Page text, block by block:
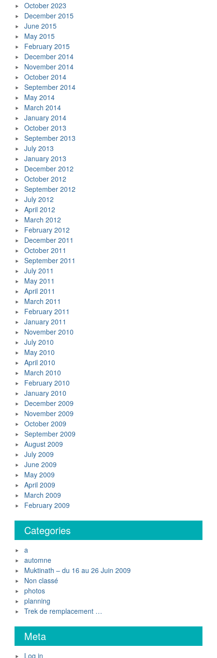
October 2023
December 2015
June 2015
May 2015
February 2015
December 2014
November 2014
October 2014
September 2014
May 2014
March 2014
January 2014
October 2013
September 2013
July 2013
January 2013
December 2012
October 2012
September 2012
July 2012
April 2012
March 2012
February 2012
December 2011
October 2011
September 2011
July 2011
May 2011
April 2011
March 2011
February 2011
January 2011
November 2010
July 2010
May 2010
April 2010
March 2010
February 2010
January 2010
December 2009
November 2009
October 2009
September 2009
August 2009
July 2009
June 2009
May 2009
April 2009
March 2009
February 2009
Categories
a
automne
Muktinath – du 16 au 26 Juin 2009
Non classé
photos
planning
Trek de remplacement …
Meta
Log in